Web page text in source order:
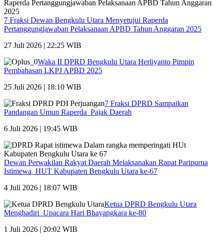
7 Fraksi Dewan Bengkulu Utara Menyetujui Raperda
Pertanggungjawaban Pelaksanaan APBD Tahun Anggaran 2025
27 Juli 2026 | 22:25 WIB
Waka II DPRD Bengkulu Utara Herliyanto Pimpin
Pembahasan LKPJ APBD 2025
25 Juli 2026 | 18:10 WIB
7 Fraksi DPRD Sampaikan
Pandangan Umun Raperda Pajak Daerah
6 Juli 2026 | 19:45 WIB
Dewan Perwakilan Rakyat Daerah Melaksanakan Rapat Paripurna
Istimewa HUT Kabupaten Bengkulu Utara ke-67
4 Juli 2026 | 18:07 WIB
Ketua DPRD Bengkulu Utara
Menghadiri Upacara Hari Bhayangkara ke-80
1 Juli 2026 | 20:02 WIB